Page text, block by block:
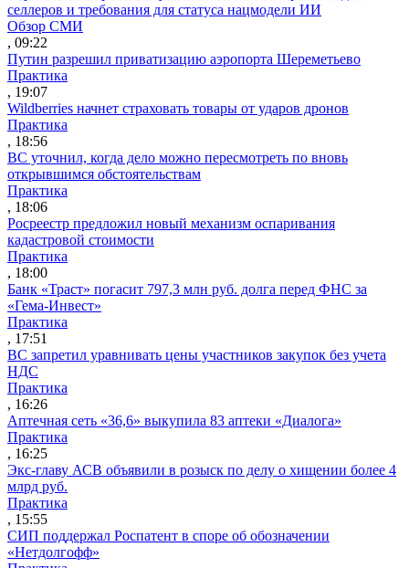
селлеров и требования для статуса нацмодели ИИ
Обзор СМИ
, 09:22
Путин разрешил приватизацию аэропорта Шереметьево
Практика
, 19:07
Wildberries начнет страховать товары от ударов дронов
Практика
, 18:56
ВС уточнил, когда дело можно пересмотреть по вновь
открывшимся обстоятельствам
Практика
, 18:06
Росреестр предложил новый механизм оспаривания
кадастровой стоимости
Практика
, 18:00
Банк «Траст» погасит 797,3 млн руб. долга перед ФНС за
«Гема-Инвест»
Практика
, 17:51
ВС запретил уравнивать цены участников закупок без учета
НДС
Практика
, 16:26
Аптечная сеть «36,6» выкупила 83 аптеки «Диалога»
Практика
, 16:25
Экс-главу АСВ объявили в розыск по делу о хищении более 4
млрд руб.
Практика
, 15:55
СИП поддержал Роспатент в споре об обозначении
«Нетдолгофф»